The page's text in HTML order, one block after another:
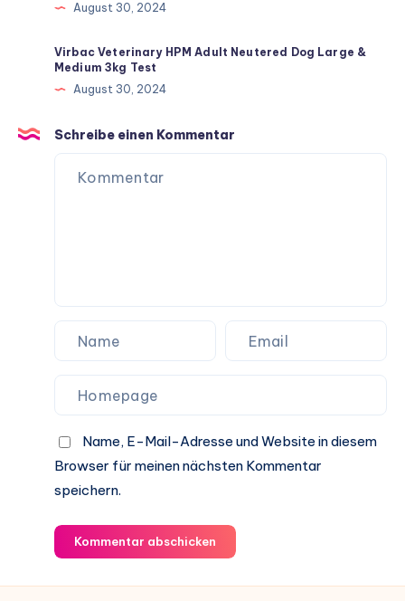
August 30, 2024
Virbac Veterinary HPM Adult Neutered Dog Large &
Medium 3kg Test
August 30, 2024
Schreibe einen Kommentar
Name, E-Mail-Adresse und Website in diesem
Browser für meinen nächsten Kommentar
speichern.
Kommentar abschicken